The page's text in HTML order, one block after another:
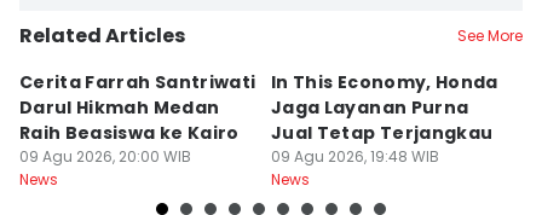
Related Articles See More
Cerita Farrah Santriwati
Darul Hikmah Medan
Raih Beasiswa ke Kairo
09 Agu 2026, 20:00 WIB
News
In This Economy, Honda
Jaga Layanan Purna
Jual Tetap Terjangkau
09 Agu 2026, 19:48 WIB
News